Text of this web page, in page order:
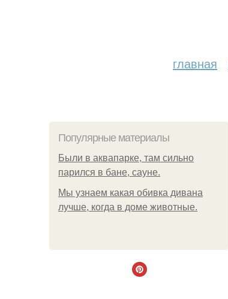
главная
Популярные материалы
Были в аквапарке, там сильно
парился в бане, сауне.
Мы узнаем какая обивка дивана
лучше, когда в доме животные.